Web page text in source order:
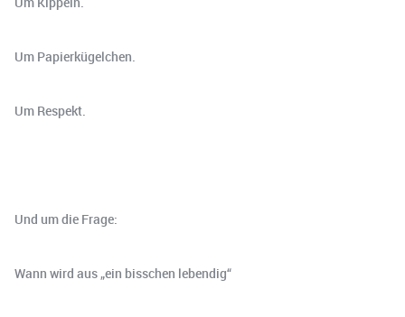
Um Papierkügelchen.
Um Respekt.
Und um die Frage:
Wann wird aus „ein bisschen lebendig“